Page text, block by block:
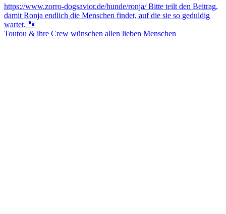
Toutou & ihre Crew wünschen allen lieben Menschen